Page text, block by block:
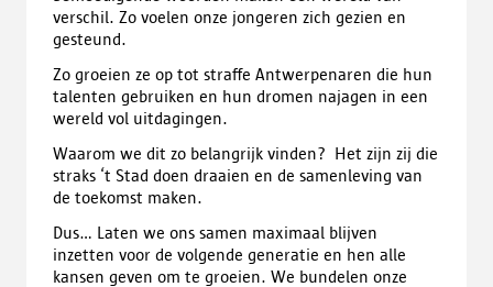
verschil. Zo voelen onze jongeren zich gezien en
gesteund.
Zo groeien ze op tot straffe Antwerpenaren die hun
talenten gebruiken en hun dromen najagen in een
wereld vol uitdagingen.
Waarom we dit zo belangrijk vinden? Het zijn zij die
straks ‘t Stad doen draaien en de samenleving van
de toekomst maken.
Dus... Laten we ons samen maximaal blijven
inzetten voor de volgende generatie en hen alle
kansen geven om te groeien. We bundelen onze